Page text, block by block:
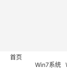
首页
Win7系统